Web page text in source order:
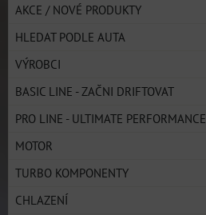
AKCE / NOVÉ PRODUKTY
HLEDAT PODLE AUTA
VÝROBCI
BASIC LINE - ZAČNI DRIFTOVAT
PRO LINE - ULTIMATE PERFORMANCE
MOTOR
TURBO KOMPONENTY
CHLAZENÍ